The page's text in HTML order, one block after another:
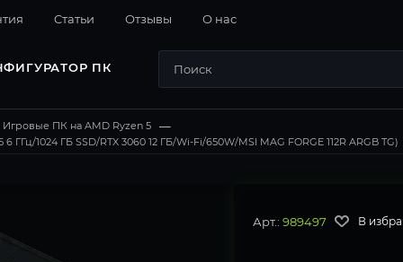
Cтатьи Отзывы О нас
ПК
Игровые ПК на AMD Ryzen 5 —
1024 ГБ SSD/RTX 3060 12 ГБ/Wi-Fi/650W/MSI MAG FORGE 112R ARGB TG)
Арт.: 989497 В